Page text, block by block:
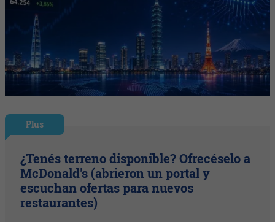
Plus
¿Tenés terreno disponible? Ofrecéselo a
McDonald's (abrieron un portal y
escuchan ofertas para nuevos
restaurantes)